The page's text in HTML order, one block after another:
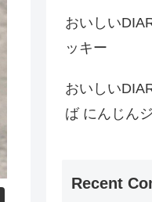
おいしい
ッキー
おいしい
ば にんじん
Recent